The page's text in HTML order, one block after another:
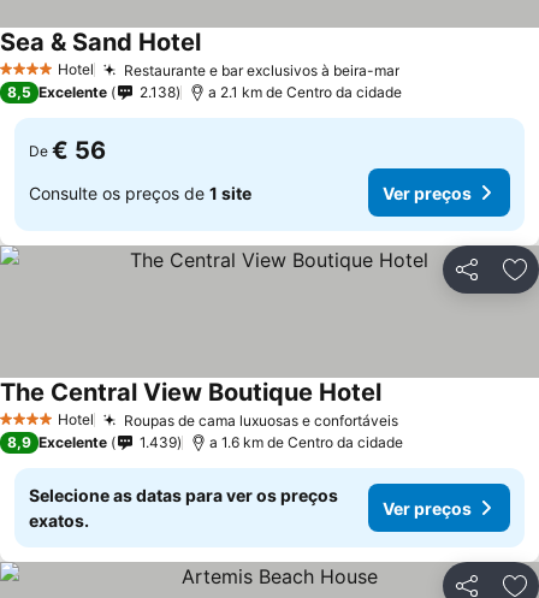
4 EstrelasHotel Restaurante e bar exclusivos à beira-marVer preços
Sea & Sand HotelVer preços
8,5 Excelente 2.138 a 2.1 km de Centro da cidade
De € 56
Consulte os preços de 1 site Ver preços
Partilhar
4 EstrelasHotel Roupas de cama luxuosas e confortáveisVer preços
The Central View Boutique HotelVer preços
8,9 Excelente 1.439 a 1.6 km de Centro da cidade
Selecione as datas para ver os preços
exatos.
Ver preços